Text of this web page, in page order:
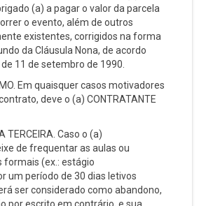
(a) a pagar o valor da parcela
o evento, além de outros
existentes, corrigidos na forma
da Cláusula Nona, de acordo
11 de setembro de 1990.
Em quaisquer casos motivadores
deve o (a) CONTRATANTE
TERCEIRA. Caso o (a)
de frequentar as aulas ou
formais (ex.: estágio
um período de 30 dias letivos
ser considerado como abandono,